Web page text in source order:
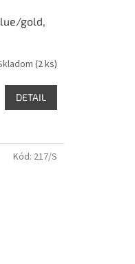
gold,
(2 ks)
DETAIL
Kód: 217/S